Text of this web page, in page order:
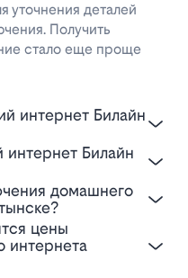
уточнения деталей
Получить
стало еще проще
интернета